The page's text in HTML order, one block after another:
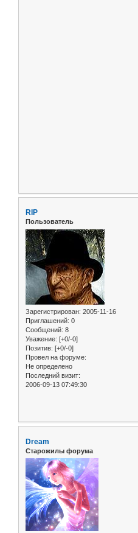
RIP
Пользователь
Зарегистрирован: 2005-11-16
Приглашений: 0
Сообщений: 8
Уважение: [+0/-0]
Позитив: [+0/-0]
Провел на форуме:
Не определено
Последний визит:
2006-09-13 07:49:30
Dream
Старожилы форума